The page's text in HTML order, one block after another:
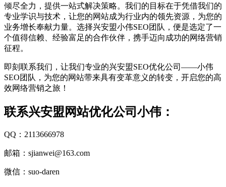
倾尽全力，提供一站式解决策略。我们的目标在于凭借我们的
专业学识与技术，让您的网站成为行业内的领先资源，为您的
业务增长奉献力量。选择兴安盟小伟SEO团队，便是选定了一
个值得信赖、经验富足的合作伙伴，携手迈向成功的网络营销
征程。
即刻联系我们，让我们专业的兴安盟SEO优化公司——小伟
SEO团队，为您的网站带来具有变革意义的转变，开启您的高
效网络营销之旅！
联系兴安盟网站优化公司小伟：
QQ：2113666978
邮箱：sjianwei@163.com
微信：suo-daren